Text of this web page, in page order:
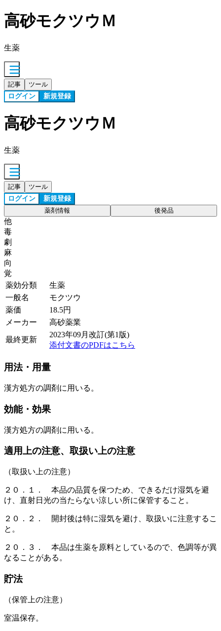
高砂モクツウＭ
生薬
記事 ツール
ログイン 新規登録
高砂モクツウＭ
生薬
記事 ツール
ログイン 新規登録
薬剤情報 後発品
他
毒
劇
麻
向
覚
薬効分類
生薬
一般名
モクツウ
薬価
18.5円
メーカー
高砂薬業
最終更新
2023年09月改訂(第1版)
添付文書のPDFはこちら
用法・用量
漢方処方の調剤に用いる。
効能・効果
漢方処方の調剤に用いる。
適用上の注意、取扱い上の注意
（取扱い上の注意）
２０．１． 本品の品質を保つため、できるだけ湿気を避
け、直射日光の当たらない涼しい所に保管すること。
２０．２． 開封後は特に湿気を避け、取扱いに注意するこ
と。
２０．３． 本品は生薬を原料としているので、色調等が異
なることがある。
貯法
（保管上の注意）
室温保存。